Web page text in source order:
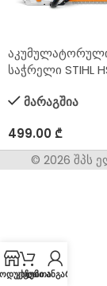
აკუმულატორული
საჭრელი STIHL
მარაგშია
499.00₾
© 2026 შპს
კალათა
ჩემი ანგარიში